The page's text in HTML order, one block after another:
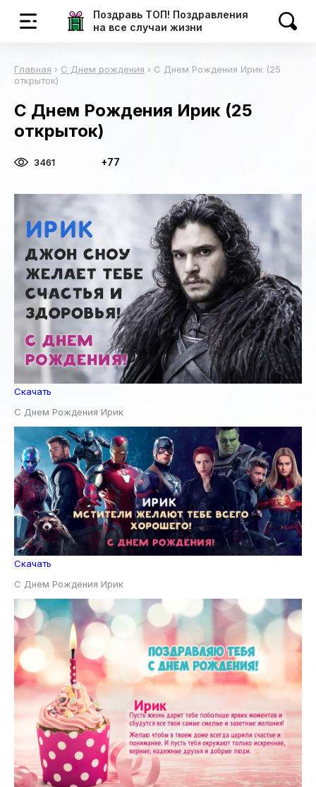
Поздравь ТОП! Поздравления
на все случаи жизни
Главная › С Днем рождения › С Днем Рождения Ирик (25
открыток)
С Днем Рождения Ирик (25
открыток)
3461 +77
Скачать
С Днем Рождения Ирик
Скачать
С Днем Рождения Ирик